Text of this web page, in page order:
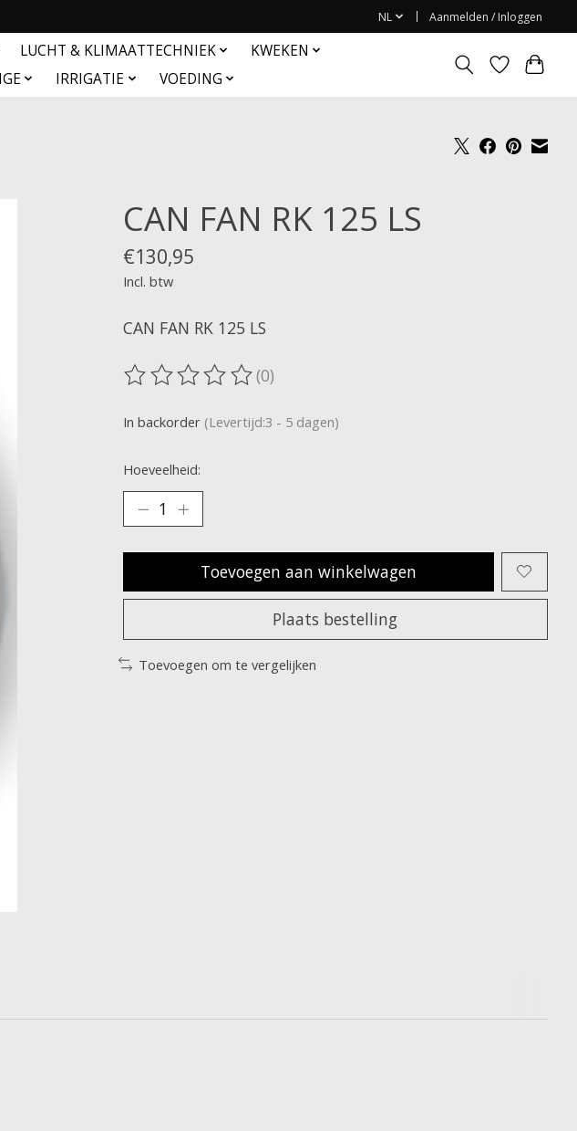
NL Aanmelden / Inloggen
LUCHT & KLIMAATTECHNIEK
KWEKEN
IRRIGATIE VOEDING
CAN FAN RK 125 LS
€130,95
Incl. btw
CAN FAN RK 125 LS
De beoordeling van dit product is
(0)
In backorder (Levertijd:3 - 5 dagen)
Hoeveelheid:
Toevoegen aan winkelwagen
Plaats bestelling
Toevoegen om te vergelijken